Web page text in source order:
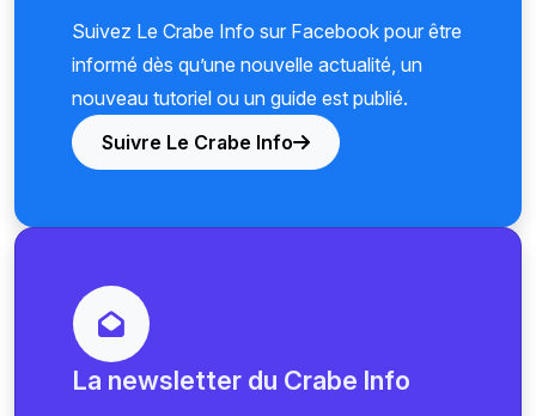
Suivez Le Crabe Info sur Facebook pour être
informé dès qu’une nouvelle actualité, un
nouveau tutoriel ou un guide est publié.
Suivre Le Crabe Info
La newsletter du Crabe Info